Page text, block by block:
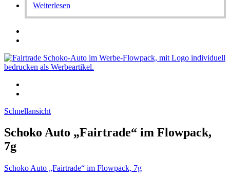
Weiterlesen
Schnellansicht
Schoko Auto „Fairtrade“ im Flowpack,
7g
Schoko Auto „Fairtrade“ im Flowpack, 7g